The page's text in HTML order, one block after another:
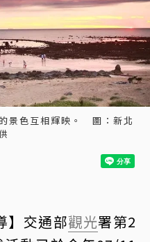
景色互相輝映。 圖：新北
】交通部觀光署第2